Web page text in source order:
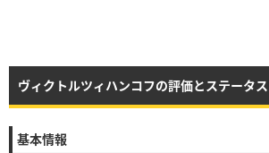
ヴィクトルツィハンコフの評価とステータス
基本情報